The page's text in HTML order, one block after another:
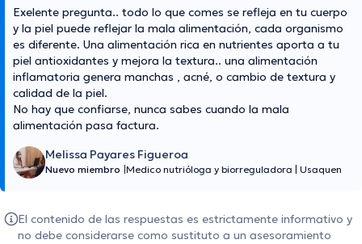
Exelente pregunta.. todo lo que comes se refleja en tu cuerpo
y la piel puede reflejar la mala alimentación, cada organismo
es diferente. Una alimentación rica en nutrientes aporta a tu
piel antioxidantes y mejora la textura.. una alimentación
inflamatoria genera manchas , acné, o cambio de textura y
calidad de la piel.
No hay que confiarse, nunca sabes cuando la mala
alimentación pasa factura.
Melissa Payares Figueroa
Nuevo miembro Medico nutrióloga y biorreguladora Usaquen
El contenido de las respuestas es estrictamente informativo y
no debe considerarse como sustituto a un asesoramiento